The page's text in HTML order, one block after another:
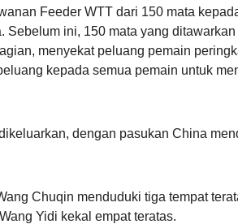
Feeder WTT dari 150 mata
ini, 150 mata yang
menyekat peluang pemain
kepada semua pemain untuk
dengan pasukan China
Chuqin menduduki tiga tempat
Yidi kekal empat teratas.